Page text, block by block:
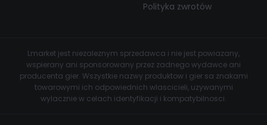
Polityka zwrotów
Lmarket jest niezaleznym sprzedawca i nie jest powiazany,
wspierany ani sponsorowany przez zadnego wydawce ani
producenta gier. Wszystkie nazwy produktow i gier sa znakami
towarowymi ich odpowiednich wlascicieli, uzywanymi
wylacznie w celach identyfikacji i kompatybilnosci.